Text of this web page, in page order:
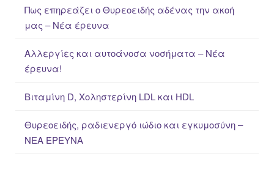
Πως επηρεάζει ο Θυρεοειδής αδένας την ακοή
μας – Νέα έρευνα
Αλλεργίες και αυτοάνοσα νοσήματα – Νέα
έρευνα!
Βιταμίνη D, Χοληστερίνη LDL και HDL
Θυρεοειδής, ραδιενεργό ιώδιο και εγκυμοσύνη –
ΝΕΑ ΈΡΕΥΝΑ